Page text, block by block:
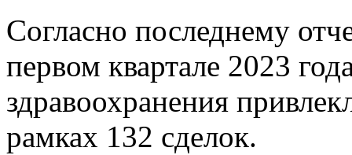
Согласно последнему
первом квартале 2023
здравоохранения
рамках 132 сделок.